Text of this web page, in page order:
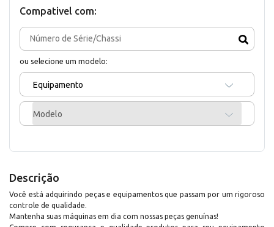
Compativel com:
ou selecione um modelo:
Equipamento
Modelo
Descrição
Você está adquirindo peças e equipamentos que passam por um rigoroso
controle de qualidade.
Mantenha suas máquinas em dia com nossas peças genuínas!